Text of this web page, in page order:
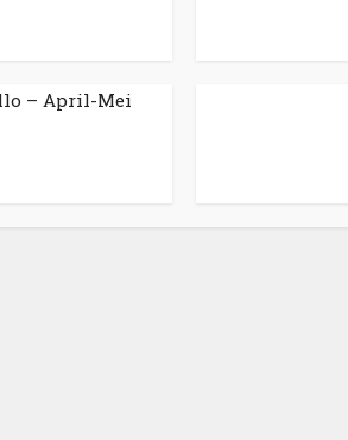
– April-Mei